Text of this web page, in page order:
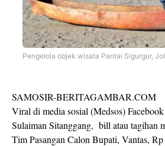
Pengelola objek wisata Pantai Sigurgur,
SAMOSIR-BERITAGAMBAR.COM
Viral di media sosial (Medsos)
Sulaiman Sitanggang, bill atau tagihan
Tim Pasangan Calon Bupati, Vantas,